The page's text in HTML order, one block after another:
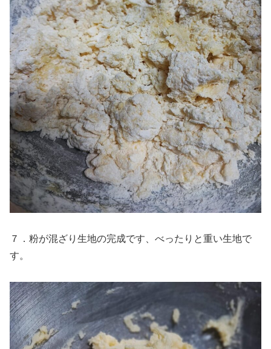
７．粉が混ざり生地の完成です、べったりと重い生地で
す。